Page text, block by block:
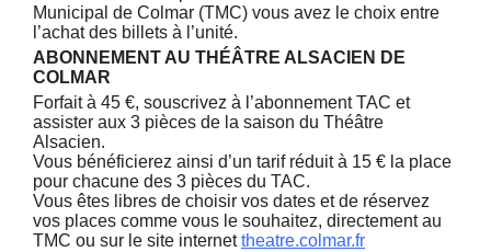
Municipal de Colmar (TMC) vous avez le choix entre
l’achat des billets à l’unité.
ABONNEMENT AU THÉÂTRE ALSACIEN DE
COLMAR
Forfait à 45 €, souscrivez à l’abonnement TAC et
assister aux 3 pièces de la saison du Théâtre
Alsacien.
Vous bénéficierez ainsi d’un tarif réduit à 15 € la place
pour chacune des 3 pièces du TAC.
Vous êtes libres de choisir vos dates et de réservez
vos places comme vous le souhaitez, directement au
TMC ou sur le site internettheatre.colmar.fr